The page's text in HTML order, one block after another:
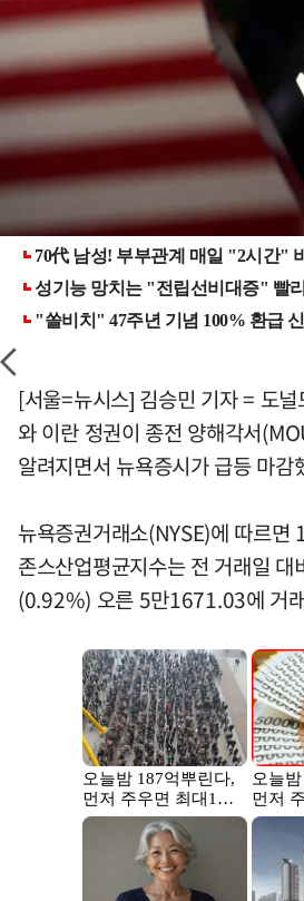
[서울=뉴시스] 김승민 기자 = 도
와 이란 정권이 종전 양해각서
알려지면서 뉴욕증시가 급등 마감
뉴욕증권거래소(NYSE)에 따르면
존스산업평균지수는 전 거래일
(0.92%) 오른 5만1671.03에 거